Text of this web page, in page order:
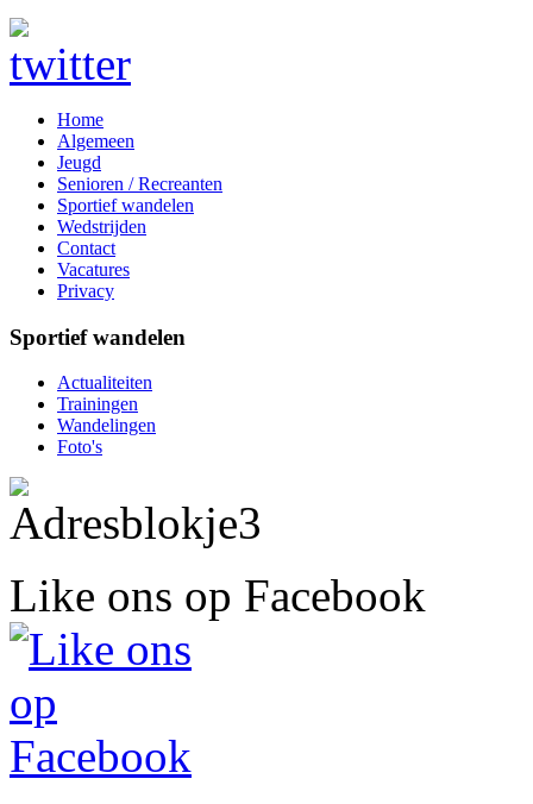
Home
Algemeen
Jeugd
Senioren / Recreanten
Sportief wandelen
Wedstrijden
Contact
Vacatures
Privacy
Sportief wandelen
Actualiteiten
Trainingen
Wandelingen
Foto's
Like ons op Facebook